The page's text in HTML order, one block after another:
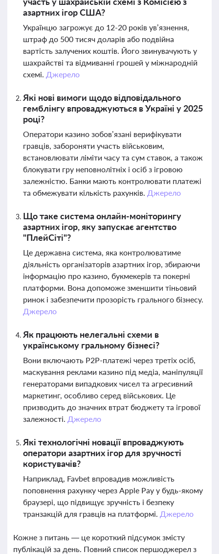
азартних ігор США?
Українцю загрожує до 12-20 років ув’язнення,
штраф до 500 тисяч доларів або подвійна
вартість залучених коштів. Його звинувачують у
шахрайстві та відмиванні грошей у міжнародній
схемі. Джерело
Які нові вимоги щодо відповідального
гемблінгу впроваджуються в Україні у 2025
році?
Оператори казино зобов’язані верифікувати
гравців, забороняти участь військовим,
встановлювати ліміти часу та сум ставок, а також
блокувати гру неповнолітніх і осіб з ігровою
залежністю. Банки мають контролювати платежі
та обмежувати кількість рахунків. Джерело
Що таке система онлайн-моніторингу
азартних ігор, яку запускає агентство
"ПлейСіті"?
Це державна система, яка контролюватиме
діяльність організаторів азартних ігор, збираючи
інформацію про казино, букмекерів та покерні
платформи. Вона допоможе зменшити тіньовий
ринок і забезпечити прозорість грального бізнесу.
Джерело
Як працюють нелегальні схеми в
українському гральному бізнесі?
Вони включають P2P-платежі через третіх осіб,
маскування реклами казино під медіа, маніпуляції
генераторами випадкових чисел та агресивний
маркетинг, особливо серед військових. Це
призводить до значних втрат бюджету та ігрової
залежності. Джерело
Які технологічні новації впроваджують
оператори азартних ігор для зручності
користувачів?
Наприклад, Favbet впровадив можливість
поповнення рахунку через Apple Pay у будь-якому
браузері, що підвищує зручність і безпеку
транзакцій для гравців на платформі. Джерело
Кожне з питань — це короткий підсумок змісту
публікацій за день. Повний список першоджерел з